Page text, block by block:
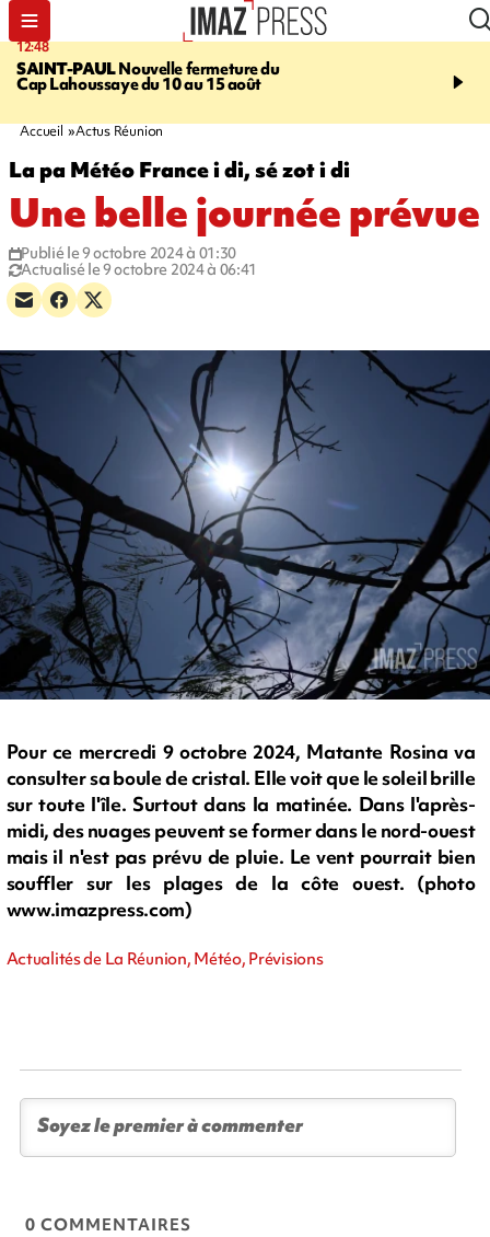
12:48
SAINT-PAULNouvelle fermeture du
Cap Lahoussaye du 10 au 15 août
14:23
massif de migrants, la
Accueil Actus Réunion
La pa Météo France i di, sé zot i di
Une belle journée prévue
Publié le 9 octobre 2024 à 01:30
Actualisé le 9 octobre 2024 à 06:41
Pour ce mercredi 9 octobre 2024, Matante Rosina va
consulter sa boule de cristal. Elle voit que le soleil brille
sur toute l'île. Surtout dans la matinée. Dans l'après-
midi, des nuages peuvent se former dans le nord-ouest
mais il n'est pas prévu de pluie. Le vent pourrait bien
souffler sur les plages de la côte ouest. (photo
www.imazpress.com)
Actualités de La Réunion, Météo, Prévisions
0 COMMENTAIRES